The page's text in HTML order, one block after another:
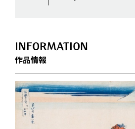
INFORMATION
作品情報